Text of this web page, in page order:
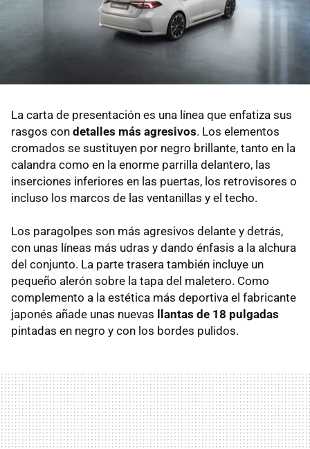
La carta de presentación es una línea que enfatiza sus
rasgos con detalles más agresivos. Los elementos
cromados se sustituyen por negro brillante, tanto en la
calandra como en la enorme parrilla delantero, las
inserciones inferiores en las puertas, los retrovisores o
incluso los marcos de las ventanillas y el techo.
Los paragolpes son más agresivos delante y detrás,
con unas líneas más udras y dando énfasis a la alchura
del conjunto. La parte trasera también incluye un
pequeño alerón sobre la tapa del maletero. Como
complemento a la estética más deportiva el fabricante
japonés añade unas nuevas llantas de 18 pulgadas
pintadas en negro y con los bordes pulidos.